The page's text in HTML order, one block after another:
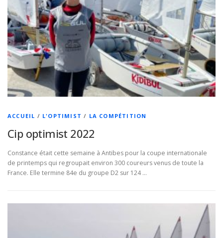
ACCUEIL / L'OPTIMIST / LA COMPÉTITION
Cip optimist 2022
Constance était cette semaine à Antibes pour la coupe internationale
de printemps qui regroupait environ 300 coureurs venus de toute la
France. Elle termine 84e du groupe D2 sur 124 …